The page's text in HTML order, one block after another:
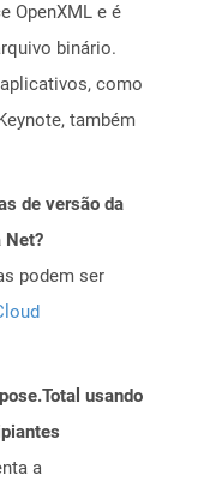
OpenXML e é
binário.
como
também
de versão da
Net?
podem ser
usando
a